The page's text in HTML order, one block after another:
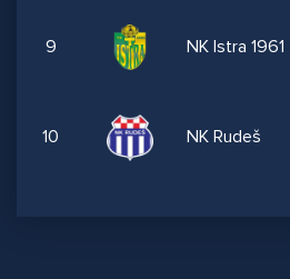
9 NK Istra 1961
10 NK Rudeš